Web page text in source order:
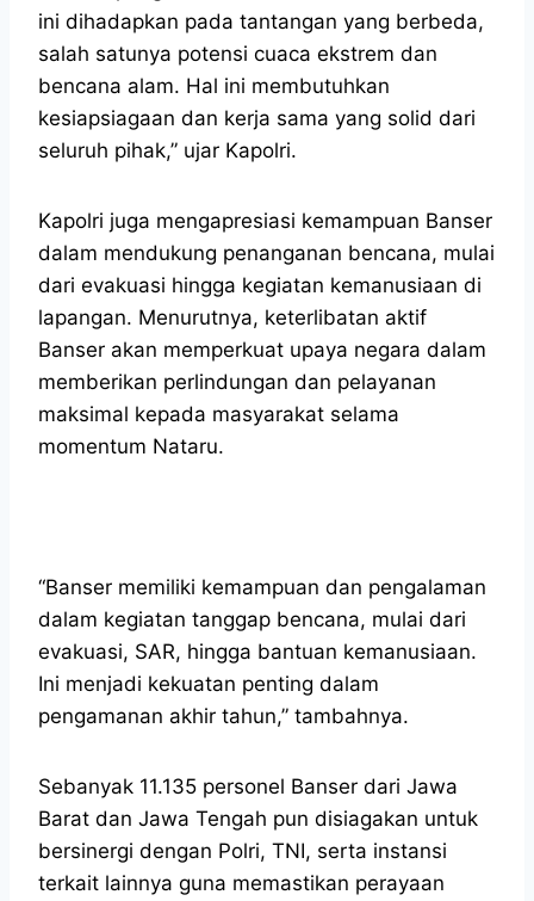
ini dihadapkan pada tantangan yang berbeda,
salah satunya potensi cuaca ekstrem dan
bencana alam. Hal ini membutuhkan
kesiapsiagaan dan kerja sama yang solid dari
seluruh pihak,” ujar Kapolri.
Kapolri juga mengapresiasi kemampuan Banser
dalam mendukung penanganan bencana, mulai
dari evakuasi hingga kegiatan kemanusiaan di
lapangan. Menurutnya, keterlibatan aktif
Banser akan memperkuat upaya negara dalam
memberikan perlindungan dan pelayanan
maksimal kepada masyarakat selama
momentum Nataru.
“Banser memiliki kemampuan dan pengalaman
dalam kegiatan tanggap bencana, mulai dari
evakuasi, SAR, hingga bantuan kemanusiaan.
Ini menjadi kekuatan penting dalam
pengamanan akhir tahun,” tambahnya.
Sebanyak 11.135 personel Banser dari Jawa
Barat dan Jawa Tengah pun disiagakan untuk
bersinergi dengan Polri, TNI, serta instansi
terkait lainnya guna memastikan perayaan